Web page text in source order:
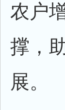
农户
撑，
展。